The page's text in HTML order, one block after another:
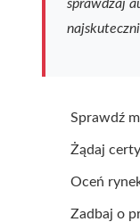
sprawdzaj
Sprawdź
Żądaj
Oceń
Zadbaj o